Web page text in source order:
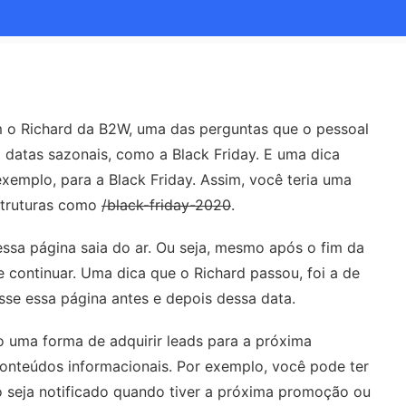
Richard da B2W, uma das perguntas que o pessoal
sazonais, como a Black Friday. E uma dica
para a Black Friday. Assim, você teria uma
como /black-friday-2020.
página saia do ar. Ou seja, mesmo após o fim da
Uma dica que o Richard passou, foi a de
essa página antes e depois dessa data.
uma forma de adquirir leads para a próxima
informacionais. Por exemplo, você pode ter
notificado quando tiver a próxima promoção ou